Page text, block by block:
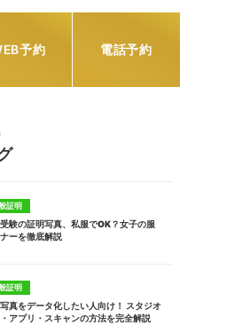
予約 電話予約
証明
験の証明写真、私服でOK？女子の服
ーを徹底解説
証明
真をデータ化したい人向け！ スタジオ
アプリ・スキャンの方法を完全解説